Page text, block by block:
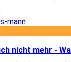
nicht mehr -